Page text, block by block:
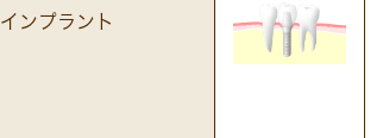
インプラント